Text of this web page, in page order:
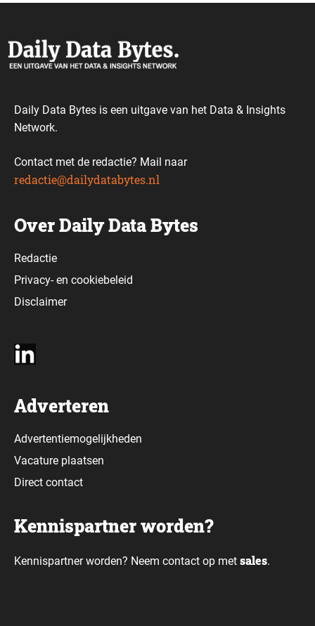
Daily Data Bytes is een uitgave van het Data & Insights
Network.
Contact met de redactie? Mail naar
redactie@dailydatabytes.nl
Over Daily Data Bytes
Redactie
Privacy-en cookiebeleid
Disclaimer
Adverteren
Advertentiemogelijkheden
Vacature plaatsen
Direct contact
Kennispartner worden?
Kennispartner worden? Neem contact op met sales.